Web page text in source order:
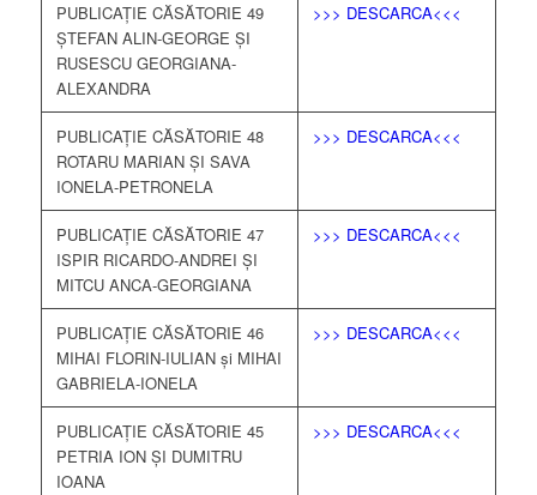
PUBLICAȚIE CĂSĂTORIE 49
ȘTEFAN ALIN-GEORGE ȘI
RUSESCU GEORGIANA-
ALEXANDRA
>>> DESCARCA<<<
PUBLICAȚIE CĂSĂTORIE 48
ROTARU MARIAN ȘI SAVA
IONELA-PETRONELA
>>> DESCARCA<<<
PUBLICAȚIE CĂSĂTORIE 47
ISPIR RICARDO-ANDREI ȘI
MITCU ANCA-GEORGIANA
>>> DESCARCA<<<
PUBLICAȚIE CĂSĂTORIE 46
MIHAI FLORIN-IULIAN și MIHAI
GABRIELA-IONELA
>>> DESCARCA<<<
PUBLICAȚIE CĂSĂTORIE 45
PETRIA ION ȘI DUMITRU
IOANA
>>> DESCARCA<<<